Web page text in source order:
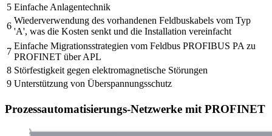
5 Einfache Anlagentechnik
6
Wiederverwendung des vorhandenen Feldbuskabels vom Typ
'A', was die Kosten senkt und die Installation vereinfacht
7
Einfache Migrationsstrategien vom Feldbus PROFIBUS PA zu
PROFINET über APL
8 Störfestigkeit gegen elektromagnetische Störungen
9 Unterstützung von Überspannungsschutz
Prozessautomatisierungs-Netzwerke mit PROFINET